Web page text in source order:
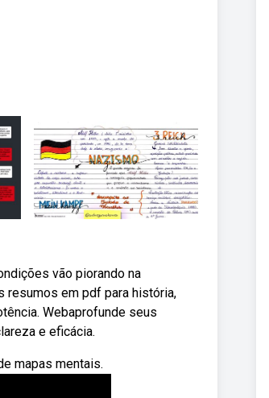
vão piorando na
resumos em pdf para história,
Webaprofunde seus
e eficácia.
mapas mentais.